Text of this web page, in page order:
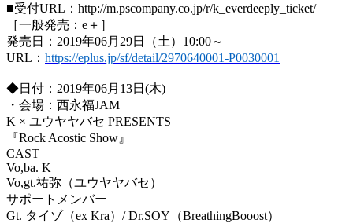
■受付URL ： http://m.pscompany.co.jp/r/k_everdeeply_ticket/
［一般発売： e＋］
発売日： 2019年06月 29日（土） 10:00～
URL ： https://eplus.jp/sf/detail/2970640001-P0030001
◆日付： 2019年06月 13日 (木)
・会場：西永福JAM
K × ユウヤヤバセ PRESENTS
『Rock Acostic Show 』
CAST
Vo,ba. K
Vo,gt.祐弥（ユウヤヤバセ）
サポートメンバー
Gt. タイゾ（ex Kra） / Dr.SOY （BreathingBooost）